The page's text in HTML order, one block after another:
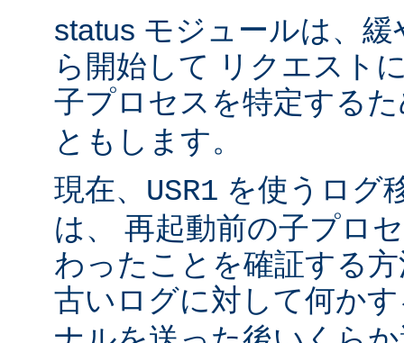
status モジュールは、
ら開始して リクエスト
子プロセスを特定する
ともします。
現在、 USR1 を使うログ
は、 再起動前の子プロ
わったことを確証する
古いログに対して何か